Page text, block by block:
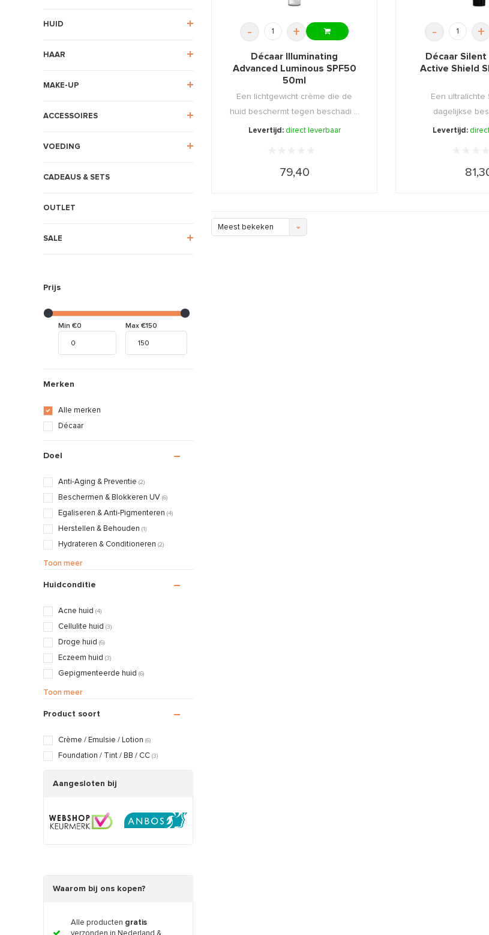
HUID
HAAR
MAKE-UP
ACCESSOIRES
VOEDING
CADEAUS & SETS
OUTLET
SALE
Prijs
Min €0 Max €150
Merken
Alle merken
Décaar
Doel
Anti-Aging & Preventie (2)
Beschermen & Blokkeren UV (6)
Egaliseren & Anti-Pigmenteren (4)
Herstellen & Behouden (1)
Hydrateren & Conditioneren (2)
Matteren & Egaliseren
Toon meer
Huidconditie
Acne huid (4)
Cellulite huid (3)
Droge huid (6)
Eczeem huid (3)
Gepigmenteerde huid (6)
Gevoelige / Geïrriteerde huid
Rosacea / Couperose huid
Verslapte huid (6)
Vochtarme / Trekkerige huid
Toon meer
Product soort
Crème / Emulsie / Lotion (6)
Foundation / Tint / BB / CC (3)
Aangesloten bij
Waarom bij ons kopen?
Alle producten gratis
- +
Décaar Illuminating
Advanced Luminous SPF50
50ml
Een lichtgewicht crème die de
huid beschermt tegen beschadi ...
Levertijd: direct leverbaar
79,40
- +
Décaar
Active Shield
Een ultralichte
dagelijkse
Levertijd:
Meest bekeken